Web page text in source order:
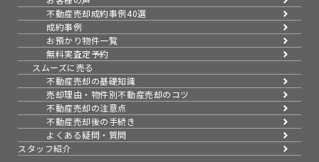
不動産売却成約事例40選
成約事例
お預かり物件一覧
無料実査定予約
スムーズに売る
不動産売却の基礎知識
売却理由・物件別不動産売却のコツ
不動産売却の注意点
不動産売却後の手続き
よくある疑問・質問
スタッフ紹介